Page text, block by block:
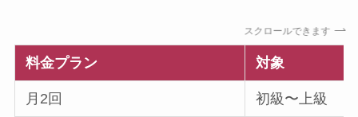
スクロールできます
料金プラン 対象
月2回 初級〜上級